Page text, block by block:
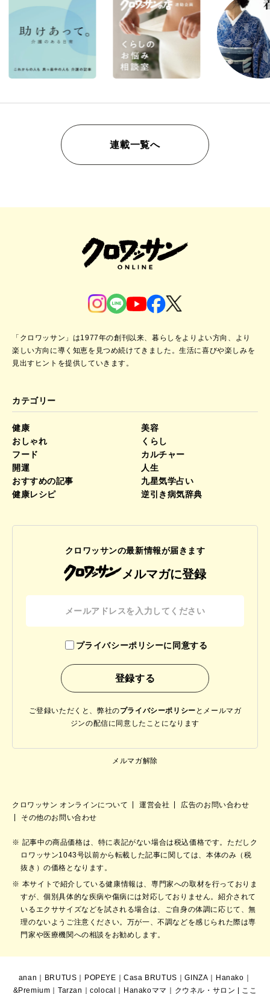
連載一覧へ
「クロワッサン」は1977年の創刊以来、暮らしをよりよい方向、より
楽しい方向に導く知恵を見つめ続けてきました。生活に喜びや楽しみを
見出すヒントを提供していきます。
カテゴリー
健康
美容
おしゃれ
くらし
フード
カルチャー
開運
人生
おすすめの記事
九星気学占い
健康レシピ
逆引き病気辞典
クロワッサンの最新情報が届きます
メルマガに登録
プライバシーポリシーに同意する
ご登録いただくと、弊社のプライバシーポリシー と メールマガ
ジンの配信に同意したことになります
メルマガ解除
クロワッサン オンラインについて 運営会社
広告のお問い合わせ
その他のお問い合わせ
記事中の商品価格は、特に表記がない場合は税込価格です。ただしク
ロワッサン1043号以前から転載した記事に関しては、本体のみ（税
抜き）の価格となります。
本サイトで紹介している健康情報は、専門家への取材を行っておりま
すが、個別具体的な疾病や傷病には対応しておりません。紹介されて
いるエクササイズなどを試される場合は、ご自身の体調に応じて、無
理のないようご注意ください。万が一、不調などを感じられた際は専
門家や医療機関への相談をお勧めします。
anan BRUTUS POPEYE ｜Casa BRUTUS ｜GINZA Hanako
&Premium ｜Tarzan ｜colocal Hanakoママ クウネル・サロン ここ